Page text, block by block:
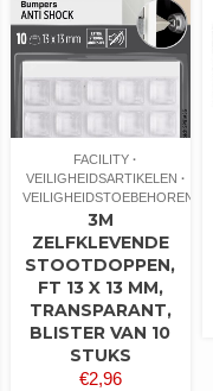
FACILITY
VEILIGHEIDSARTIKELEN
VEILIGHEIDSTOEBEHOREN
3M
ZELFKLEVENDE
STOOTDOPPEN,
FT 13 X 13 MM,
TRANSPARANT,
BLISTER VAN 10
STUKS
€2,96